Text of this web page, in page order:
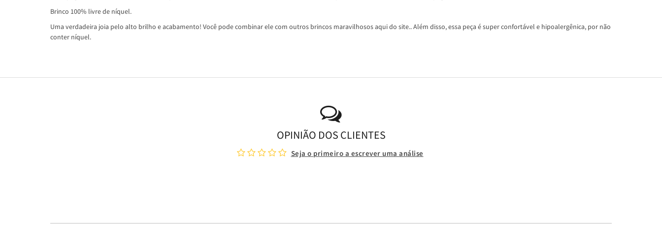
Brinco 100% livre de níquel.
Uma verdadeira joia pelo alto brilho e acabamento! Você pode combinar ele com outros brincos maravilhosos aqui do site.. Além disso, essa peça é super confortável e hipoalergênica, por não
conter níquel.
OPINIÃO DOS CLIENTES
Seja o primeiro a escrever uma análise